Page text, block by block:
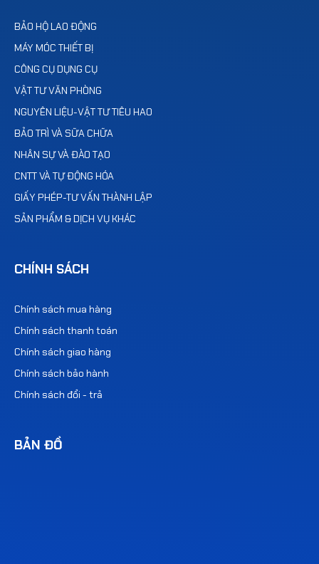
BẢO HỘ LAO ĐỘNG
MÁY MÓC THIẾT BỊ
CÔNG CỤ DỤNG CỤ
VẬT TƯ VĂN PHÒNG
NGUYÊN LIỆU-VẬT TƯ TIÊU HAO
BẢO TRÌ VÀ SỮA CHỮA
NHÂN SỰ VÀ ĐÀO TẠO
CNTT VÀ TỰ ĐỘNG HÓA
GIẤY PHÉP-TƯ VẤN THÀNH LẬP
SẢN PHẨM & DỊCH VỤ KHÁC
CHÍNH SÁCH
Chính sách mua hàng
Chính sách thanh toán
Chính sách giao hàng
Chính sách bảo hành
Chính sách đổi - trả
BẢN ĐỒ